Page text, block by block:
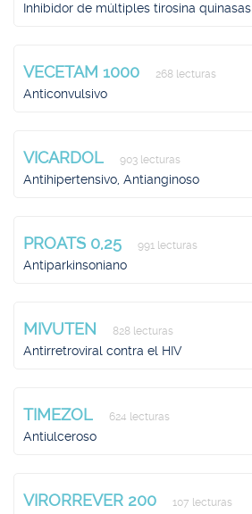
Inhibidor de múltiples tirosina quinasas
VECETAM 1000 268 lecturas
Anticonvulsivo
VICARDOL 903 lecturas
Antihipertensivo, Antianginoso
PROATS 0,25 991 lecturas
Antiparkinsoniano
MIVUTEN 828 lecturas
Antirretroviral contra el HIV
TIMEZOL 624 lecturas
Antiulceroso
VIRORREVER 200 107 lecturas